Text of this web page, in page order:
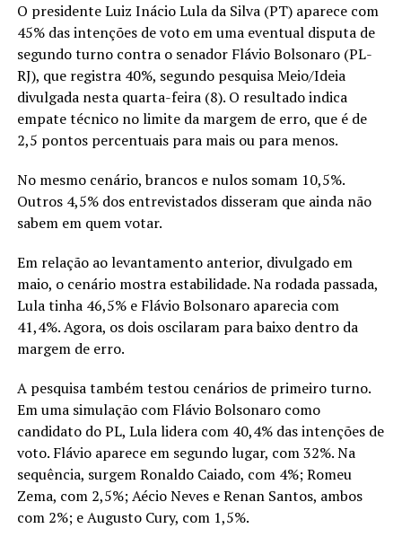
O presidente Luiz Inácio Lula da Silva (PT) aparece com
45% das intenções de voto em uma eventual disputa de
segundo turno contra o senador Flávio Bolsonaro (PL-
RJ), que registra 40%, segundo pesquisa Meio/Ideia
divulgada nesta quarta-feira (8). O resultado indica
empate técnico no limite da margem de erro, que é de
2,5 pontos percentuais para mais ou para menos.
No mesmo cenário, brancos e nulos somam 10,5%.
Outros 4,5% dos entrevistados disseram que ainda não
sabem em quem votar.
Em relação ao levantamento anterior, divulgado em
maio, o cenário mostra estabilidade. Na rodada passada,
Lula tinha 46,5% e Flávio Bolsonaro aparecia com
41,4%. Agora, os dois oscilaram para baixo dentro da
margem de erro.
A pesquisa também testou cenários de primeiro turno.
Em uma simulação com Flávio Bolsonaro como
candidato do PL, Lula lidera com 40,4% das intenções de
voto. Flávio aparece em segundo lugar, com 32%. Na
sequência, surgem Ronaldo Caiado, com 4%; Romeu
Zema, com 2,5%; Aécio Neves e Renan Santos, ambos
com 2%; e Augusto Cury, com 1,5%.